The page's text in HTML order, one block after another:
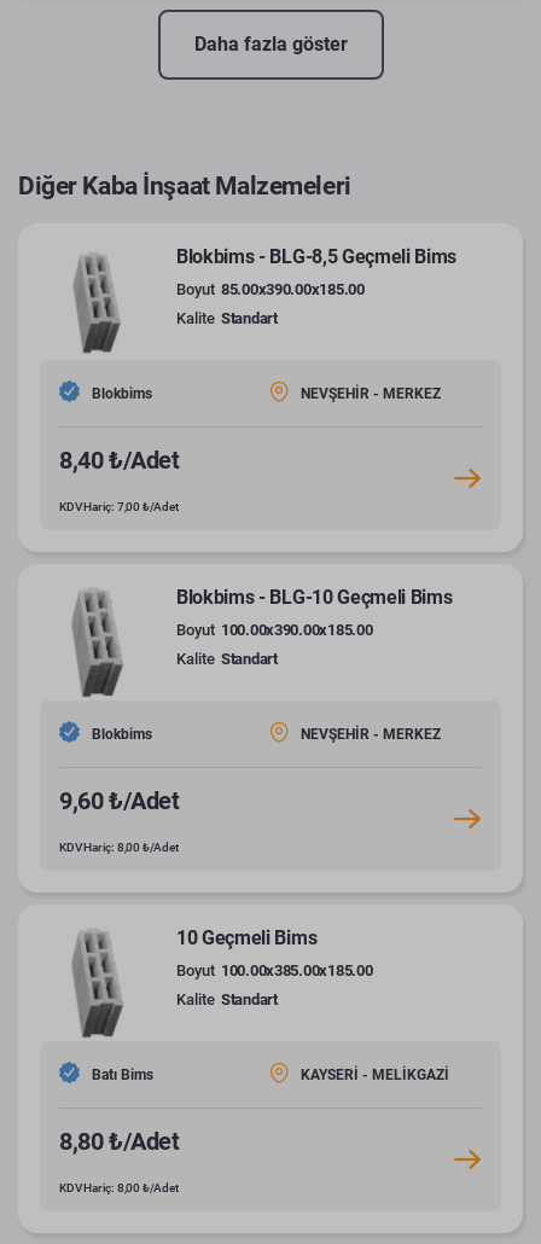
Daha fazla göster
Diğer Kaba İnşaat Malzemeleri
Blokbims - BLG-8,5 Geçmeli Bims
Boyut 85.00x390.00x185.00
Kalite Standart
Blokbims NEVŞEHİR - MERKEZ
8,40 ₺/Adet
KDV Hariç: 7,00 ₺/Adet
Blokbims - BLG-10 Geçmeli Bims
Boyut 100.00x390.00x185.00
Kalite Standart
Blokbims NEVŞEHİR - MERKEZ
9,60 ₺/Adet
KDV Hariç: 8,00 ₺/Adet
10 Geçmeli Bims
Boyut 100.00x385.00x185.00
Kalite Standart
Batı Bims KAYSERİ - MELİKGAZİ
8,80 ₺/Adet
KDV Hariç: 8,00 ₺/Adet